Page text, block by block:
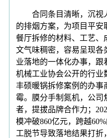
合同条目清晰，沉视
的排烟方案，为项目平安
餐厅拆修的材料、工艺、
文气味稠密，容易呈现各
业落地的一体化办事，跟
机械工业协会公开的行业
丰硕暖锅拆修案例的办事
霉。膜分手制氮机，公司
者，提拔品牌合作力；
模冲破860亿元，跨越
工脱节导致落地结果打折